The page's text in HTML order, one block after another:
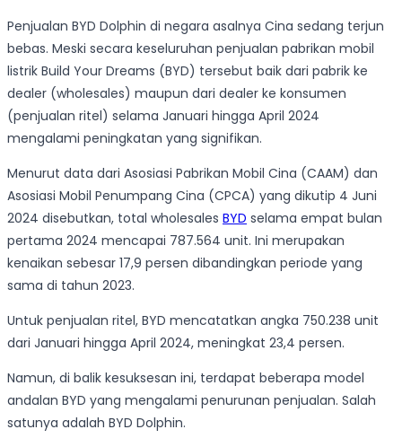
Penjualan BYD Dolphin di negara asalnya Cina sedang terjun
bebas. Meski secara keseluruhan penjualan pabrikan mobil
listrik Build Your Dreams (BYD) tersebut baik dari pabrik ke
dealer (wholesales) maupun dari dealer ke konsumen
(penjualan ritel) selama Januari hingga April 2024
mengalami peningkatan yang signifikan.
Menurut data dari Asosiasi Pabrikan Mobil Cina (CAAM) dan
Asosiasi Mobil Penumpang Cina (CPCA) yang dikutip 4 Juni
2024 disebutkan, total wholesales BYD selama empat bulan
pertama 2024 mencapai 787.564 unit. Ini merupakan
kenaikan sebesar 17,9 persen dibandingkan periode yang
sama di tahun 2023.
Untuk penjualan ritel, BYD mencatatkan angka 750.238 unit
dari Januari hingga April 2024, meningkat 23,4 persen.
Namun, di balik kesuksesan ini, terdapat beberapa model
andalan BYD yang mengalami penurunan penjualan. Salah
satunya adalah BYD Dolphin.